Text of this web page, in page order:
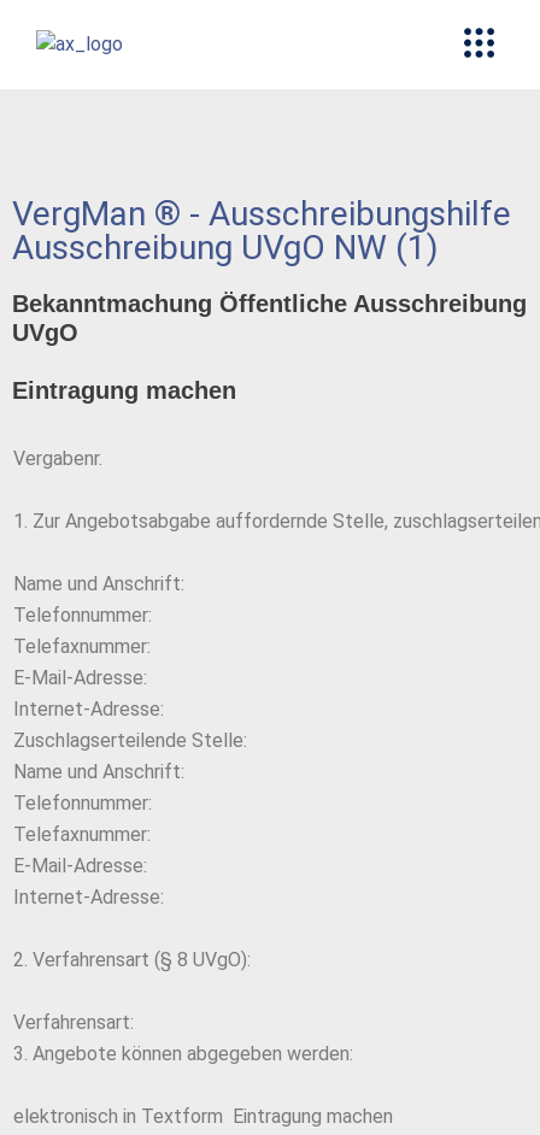
VergMan ® - Ausschreibungshilfe
Ausschreibung UVgO NW (1)
Bekanntmachung Öffentliche Ausschreibung
UVgO
Eintragung machen
Vergabenr.
1. Zur Angebotsabgabe auffordernde Stelle,
Name und Anschrift:
Telefonnummer:
Telefaxnummer:
E-Mail-Adresse:
Internet-Adresse:
Zuschlagserteilende Stelle:
Name und Anschrift:
Telefonnummer:
Telefaxnummer:
E-Mail-Adresse:
Internet-Adresse:
2. Verfahrensart (§ 8 UVgO):
Verfahrensart:
3. Angebote können abgegeben werden:
elektronisch in Textform Eintragung machen